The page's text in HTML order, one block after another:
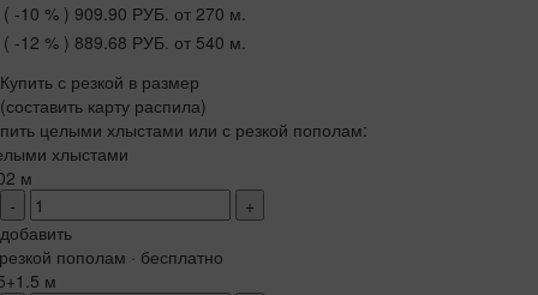
( -10 % ) 909.90 РУБ. от 270 м.
( -12 % ) 889.68 РУБ. от 540 м.
Купить с резкой в размер
(составить карту распила)
целыми хлыстами или с резкой пополам:
хлыстами
м
-
+
добавить
пополам · бесплатно
м